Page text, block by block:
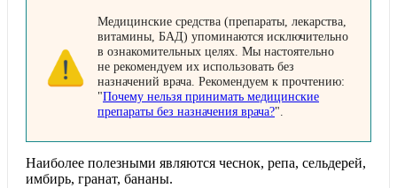
Медицинские средства (препараты, лекарства,
витамины, БАД) упоминаются исключительно
в ознакомительных целях. Мы настоятельно
не рекомендуем их использовать без
назначений врача. Рекомендуем к прочтению:
"Почему нельзя принимать медицинские
препараты без назначения врача?".
Наиболее полезными являются чеснок, репа, сельдерей,
имбирь, гранат, бананы.